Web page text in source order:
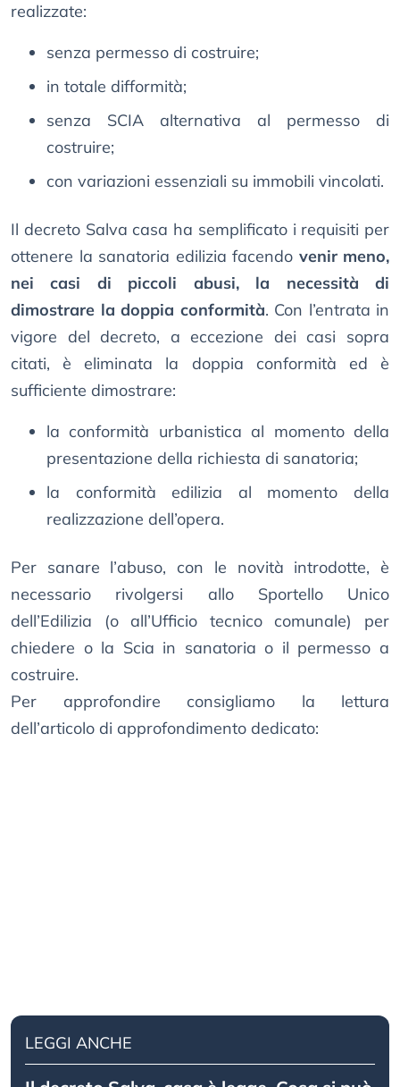
realizzate:
senza permesso di costruire;
in totale difformità;
senza SCIA alternativa al permesso di
costruire;
con variazioni essenziali su immobili vincolati.
Il decreto Salva casa ha semplificato i requisiti per
ottenere la sanatoria edilizia facendo venir meno,
nei casi di piccoli abusi, la necessità di
dimostrare la doppia conformità. Con l’entrata in
vigore del decreto, a eccezione dei casi sopra
citati, è eliminata la doppia conformità ed è
sufficiente dimostrare:
la conformità urbanistica al momento della
presentazione della richiesta di sanatoria;
la conformità edilizia al momento della
realizzazione dell’opera.
Per sanare l’abuso, con le novità introdotte, è
necessario rivolgersi allo Sportello Unico
dell’Edilizia (o all’Ufficio tecnico comunale) per
chiedere o la Scia in sanatoria o il permesso a
costruire.
Per approfondire consigliamo la lettura
dell’articolo di approfondimento dedicato:
LEGGI ANCHE